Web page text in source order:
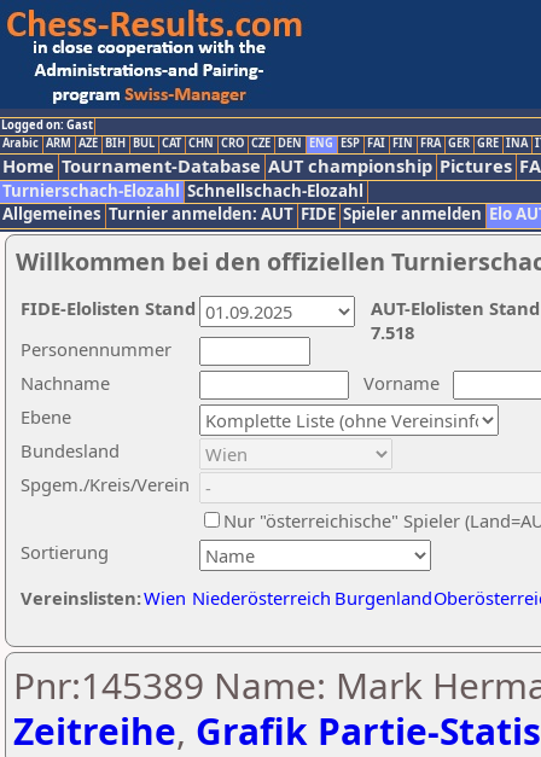
Logged on: Gast
Arabic ARM AZE BIH BUL CAT CHN CRO CZE DEN ENG ESP FAI FIN FRA GER GRE INA
Home Tournament-Database AUT championship Pictures
Turnierschach-Elozahl Schnellschach-Elozahl
Allgemeines Turnier anmelden: AUT FIDE Spieler anmelden Elo
Willkommen bei den offiziellen
Nachname
Vorname
Ebene
Sortierung
Personennummer
Bundesland
Spgem./Kreis/Verein
Nur "österreichische" Spieler
Vereinslisten:Wien Niederösterreich Burgenland
AUT-Elolisten
7.518
FIDE-Elolisten Stand
Pnr:145389 Name: Mark
Zeitreihe, Grafik Partie-